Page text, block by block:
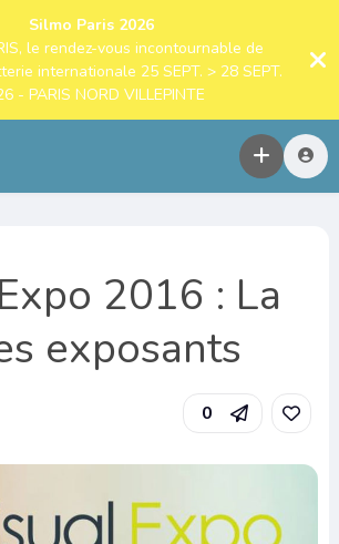
Silmo Paris 2026
le rendez-vous incontournable de
internationale 25 SEPT. > 28 SEPT.
- PARIS NORD VILLEPINTE
2016 : La
exposants
0